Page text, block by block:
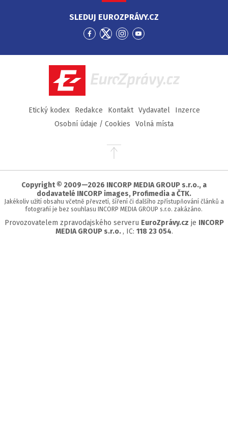
SLEDUJ EUROZPRÁVY.CZ
Přejít
Facebook
Přejít
Twitter
Přejít
Instagram
Přejít
YouTube
EuroZprávy.cz
Etický kodex Redakce Kontakt Vydavatel
Inzerce
Osobní údaje / Cookies
Volná místa
Přejít
stránky
Copyright © 2009—2026 INCORP MEDIA GROUP s.r.o., a
dodavatelé INCORP images, Profimedia a ČTK.
Jakékoliv užití obsahu včetně převzetí, šíření či dalšího zpřístupňování článků a
fotografií je bez souhlasu INCORP MEDIA GROUP s.r.o. zakázáno.
Provozovatelem zpravodajského serveru EuroZprávy.cz je INCORP
MEDIA GROUP s.r.o. , IC: 118 23 054.